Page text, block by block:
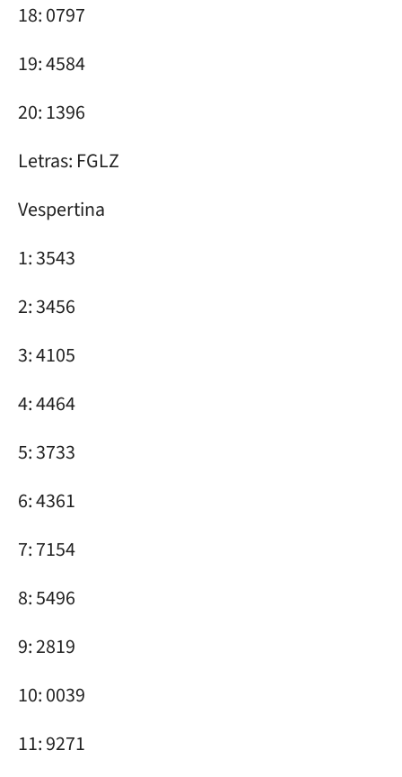
18: 0797
19: 4584
20: 1396
Letras: FGLZ
Vespertina
1: 3543
2: 3456
3: 4105
4: 4464
5: 3733
6: 4361
7: 7154
8: 5496
9: 2819
10: 0039
11: 9271